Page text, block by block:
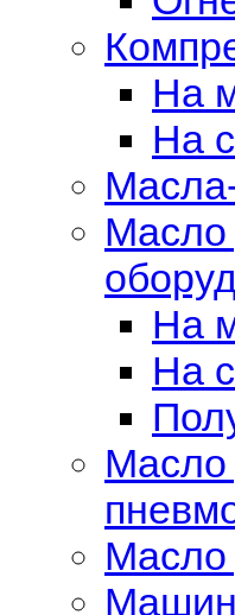
На
На
Масло
На
На
Масло
Масло